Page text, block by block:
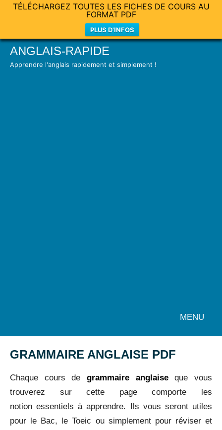
TÉLÉCHARGEZ TOUTES LES FICHES DE COURS AU
FORMAT PDF
PLUS D'INFOS
SkipANGLAIS-RAPIDE
Apprendre l'anglais rapidement et simplement !
MENU
GRAMMAIRE ANGLAISE PDF
Chaque cours de grammaire anglaiseque vous
trouverez sur cette page comporte les
notion essentiels à apprendre. Ils vous seront utiles
pour le Bac, le Toeic ou simplement pour réviser et